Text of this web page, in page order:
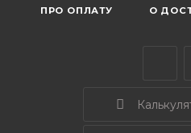
ПРО ОПЛАТУ О